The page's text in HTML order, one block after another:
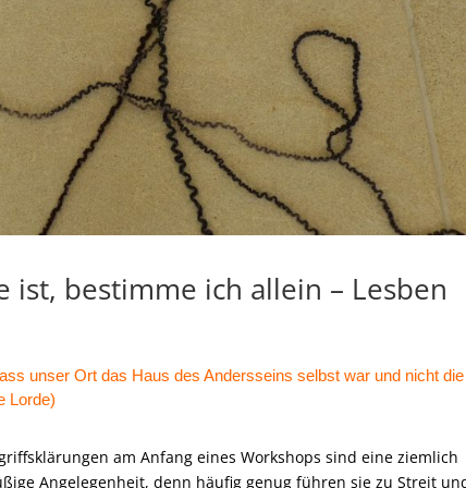
ist, bestimme ich allein – Lesben
unser Ort das Haus des Andersseins selbst war und nicht die
Lorde)
am Anfang eines Workshops sind eine ziemlich
Angelegenheit, denn häufig genug führen sie zu Streit